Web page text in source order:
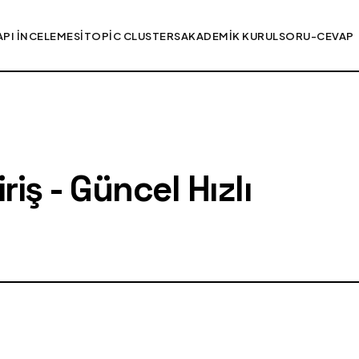
İNCELEMESITOPIC CLUSTERSAKADEMIK KURULSORU-CEVAP
- Güncel Hızlı